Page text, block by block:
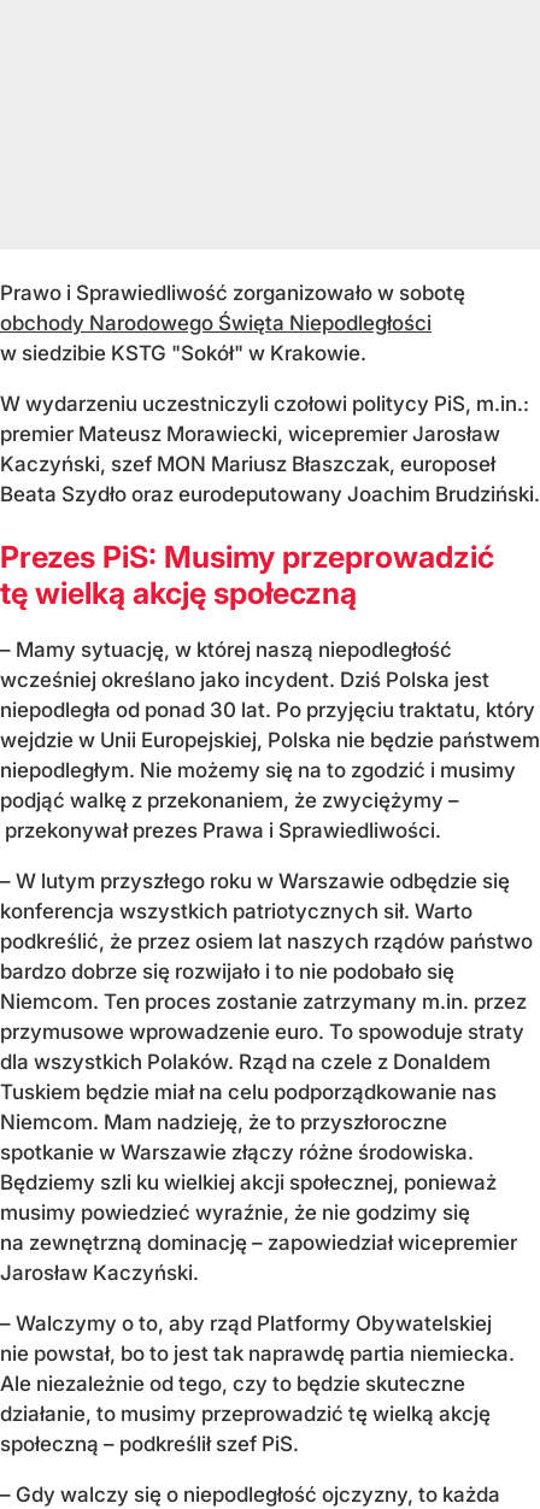
Prawo i Sprawiedliwość zorganizowało w sobotę
obchody Narodowego Święta Niepodległości
w siedzibie KSTG "Sokół" w Krakowie.
W wydarzeniu uczestniczyli czołowi politycy PiS, m.in.:
premier Mateusz Morawiecki, wicepremier Jarosław
Kaczyński, szef MON Mariusz Błaszczak, europoseł
Beata Szydło oraz eurodeputowany Joachim Brudziński.
Prezes PiS: Musimy przeprowadzić
tę wielką akcję społeczną
– Mamy sytuację, w której naszą niepodległość
wcześniej określano jako incydent. Dziś Polska jest
niepodległa od ponad 30 lat. Po przyjęciu traktatu, który
wejdzie w Unii Europejskiej, Polska nie będzie państwem
niepodległym. Nie możemy się na to zgodzić i musimy
podjąć walkę z przekonaniem, że zwyciężymy –
przekonywał prezes Prawa i Sprawiedliwości.
– W lutym przyszłego roku w Warszawie odbędzie się
konferencja wszystkich patriotycznych sił. Warto
podkreślić, że przez osiem lat naszych rządów państwo
bardzo dobrze się rozwijało i to nie podobało się
Niemcom. Ten proces zostanie zatrzymany m.in. przez
przymusowe wprowadzenie euro. To spowoduje straty
dla wszystkich Polaków. Rząd na czele z Donaldem
Tuskiem będzie miał na celu podporządkowanie nas
Niemcom. Mam nadzieję, że to przyszłoroczne
spotkanie w Warszawie złączy różne środowiska.
Będziemy szli ku wielkiej akcji społecznej, ponieważ
musimy powiedzieć wyraźnie, że nie godzimy się
na zewnętrzną dominację – zapowiedział wicepremier
Jarosław Kaczyński.
– Walczymy o to, aby rząd Platformy Obywatelskiej
nie powstał, bo to jest tak naprawdę partia niemiecka.
Ale niezależnie od tego, czy to będzie skuteczne
działanie, to musimy przeprowadzić tę wielką akcję
społeczną – podkreślił szef PiS.
– Gdy walczy się o niepodległość ojczyzny, to każda